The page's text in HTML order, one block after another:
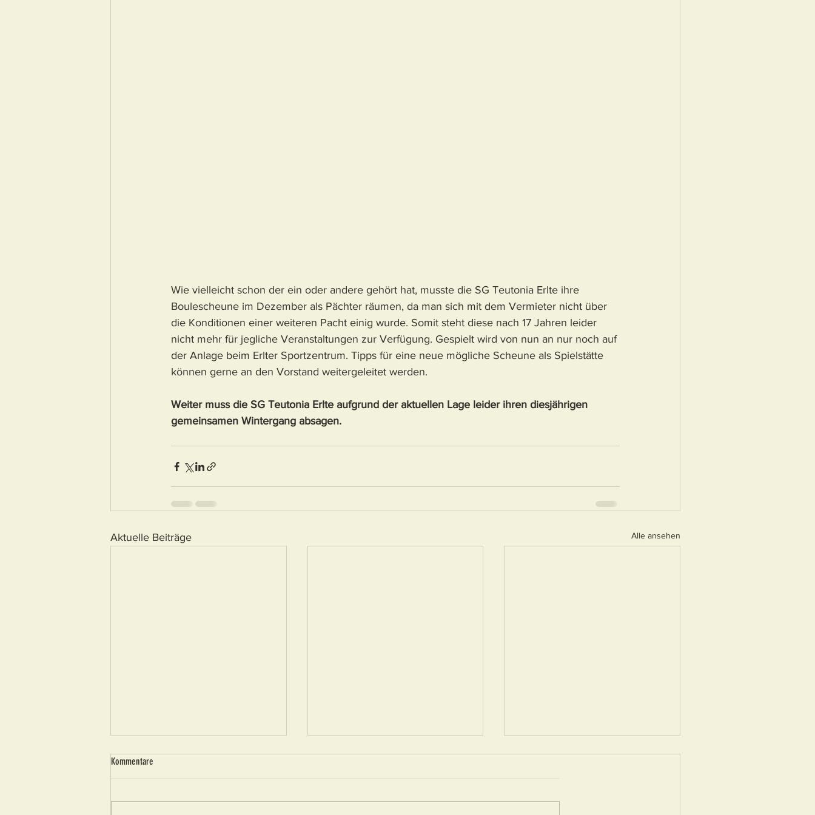
Wie vielleicht schon der ein oder andere gehört hat, musste die SG Teutonia Erlte ihre
Boulescheune im Dezember als Pächter räumen, da man sich mit dem Vermieter nicht über
die Konditionen einer weiteren Pacht einig wurde. Somit steht diese nach 17 Jahren leider
nicht mehr für jegliche Veranstaltungen zur Verfügung. Gespielt wird von nun an nur noch auf
der Anlage beim Erlter Sportzentrum. Tipps für eine neue mögliche Scheune als Spielstätte
können gerne an den Vorstand weitergeleitet werden.
Weiter muss die SG Teutonia Erlte aufgrund der aktuellen Lage leider ihren diesjährigen
gemeinsamen Wintergang absagen.
Aktuelle Beiträge Alle ansehen
Kommentare